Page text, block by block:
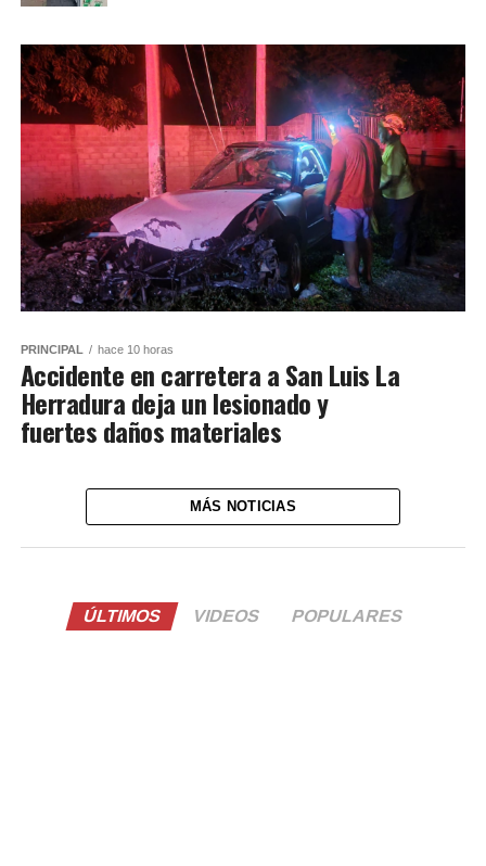
PRINCIPAL hace 10 horas
Accidente en carretera a San Luis La
Herradura deja un lesionado y
fuertes daños materiales
MÁS NOTICIAS
ÚLTIMOS VIDEOS POPULARES